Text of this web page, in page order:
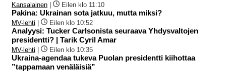
Kansalainen Eilen klo 11:10
Pakina: Ukrainan sota jatkuu, mutta miksi?
MV-lehti Eilen klo 10:52
Analyysi: Tucker Carlsonista seuraava Yhdysvaltojen
presidentti? | Tarik Cyril Amar
MV-lehti Eilen klo 10:35
Ukraina-agendaa tukeva Puolan presidentti kiihottaa
”tappamaan venäläisiä”